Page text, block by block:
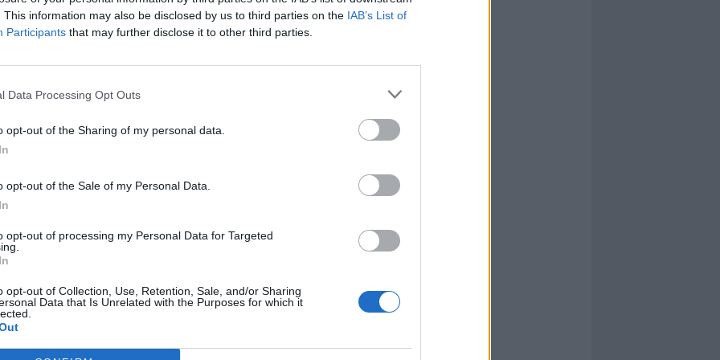
This information may also be disclosed by us to third parties on the IAB’s List of
Participants that may further disclose it to other third parties.
Data Processing Opt Outs
opt-out of the Sharing of my personal data.
opt-out of the Sale of my Personal Data.
opt-out of processing my Personal Data for Targeted
opt-out of Collection, Use, Retention, Sale, and/or Sharing
Data that Is Unrelated with the Purposes for which it
a Milano il 29 febbraio 1864 con
della proposta del presidente
di aderire al Comitato internazionale per il
battesimo del fuoco avvenne in
di quattro squadriglie di ambulanze. Si
nell'arco di oltre un secolo la vicenda
- ha raccolto in volume («La
italiana - L'epopea di una grande
Mondadori, 434 pagine, 20 euro).
scanditi con ritmo quasi regolare
naturali, tre guerre coloniali, due
Il lettore rivive l'opera di assistenza
della benemerita istituzione in occasione
in Calabria e dell'eruzione del Vesuvio